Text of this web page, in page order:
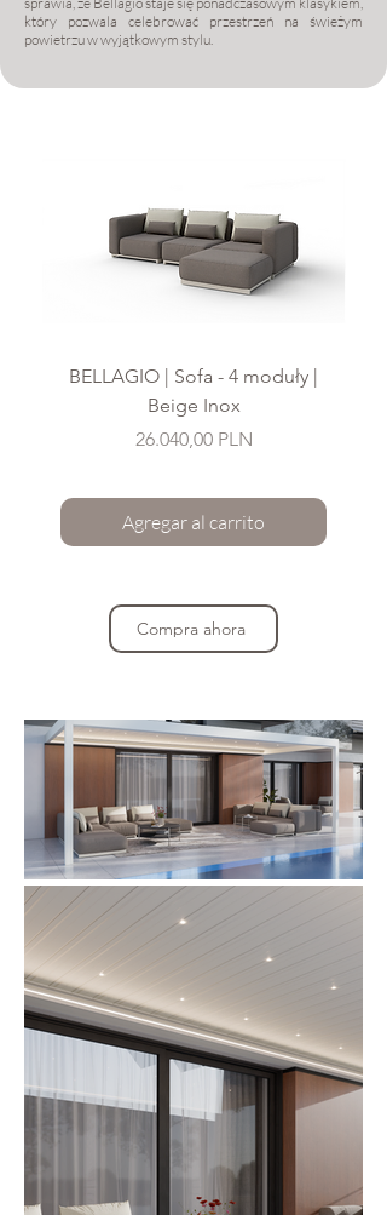
który pozwala celebrować przestrzeń na świeżym
powietrzu w wyjątkowym stylu.
BELLAGIO | Sofa - 4 moduły |
Beige Inox
Precio
26.040,00 PLN
Agregar al carrito
Compra ahora